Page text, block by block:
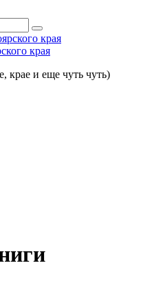
края
крае и еще чуть чуть)